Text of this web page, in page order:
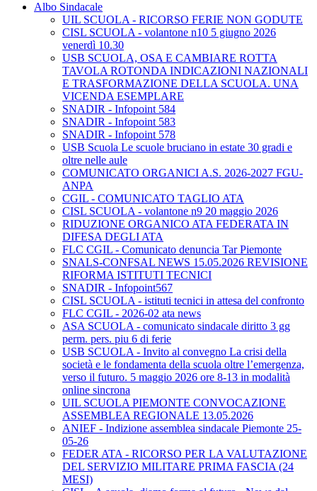
Albo Sindacale
UIL SCUOLA - RICORSO FERIE NON GODUTE
CISL SCUOLA - volantone n10 5 giugno 2026
venerdì 10.30
USB SCUOLA, OSA E CAMBIARE ROTTA
TAVOLA ROTONDA INDICAZIONI NAZIONALI
E TRASFORMAZIONE DELLA SCUOLA. UNA
VICENDA ESEMPLARE
SNADIR - Infopoint 584
SNADIR - Infopoint 583
SNADIR - Infopoint 578
USB Scuola Le scuole bruciano in estate 30 gradi e
oltre nelle aule
COMUNICATO ORGANICI A.S. 2026-2027 FGU-
ANPA
CGIL - COMUNICATO TAGLIO ATA
CISL SCUOLA - volantone n9 20 maggio 2026
RIDUZIONE ORGANICO ATA FEDERATA IN
DIFESA DEGLI ATA
FLC CGIL - Comunicato denuncia Tar Piemonte
SNALS-CONFSAL NEWS 15.05.2026 REVISIONE
RIFORMA ISTITUTI TECNICI
SNADIR - Infopoint567
CISL SCUOLA - istituti tecnici in attesa del confronto
FLC CGIL - 2026-02 ata news
ASA SCUOLA - comunicato sindacale diritto 3 gg
perm. pers. piu 6 di ferie
USB SCUOLA - Invito al convegno La crisi della
società e le fondamenta della scuola oltre l’emergenza,
verso il futuro. 5 maggio 2026 ore 8-13 in modalità
online sincrona
UIL SCUOLA PIEMONTE CONVOCAZIONE
ASSEMBLEA REGIONALE 13.05.2026
ANIEF - Indizione assemblea sindacale Piemonte 25-
05-26
FEDER ATA - RICORSO PER LA VALUTAZIONE
DEL SERVIZIO MILITARE PRIMA FASCIA (24
MESI)